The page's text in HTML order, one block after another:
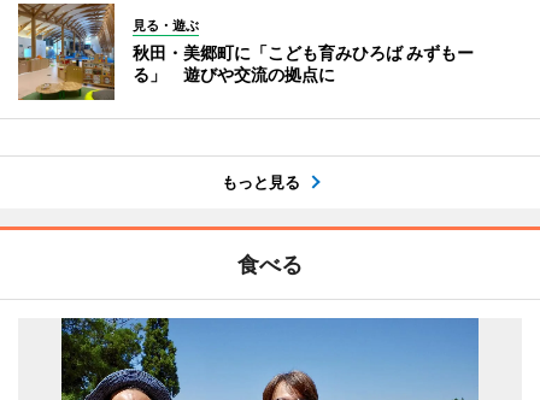
見る・遊ぶ
秋田・美郷町に「こども育みひろば みずもー
る」 遊びや交流の拠点に
もっと見る
食べる